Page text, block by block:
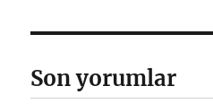
Son yorumlar